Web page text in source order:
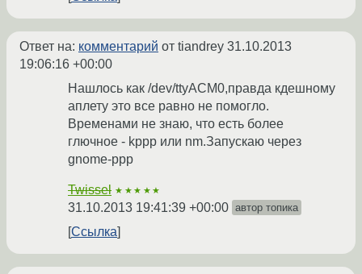
Ответ на: комментарий от tiandrey 31.10.2013
19:06:16 +00:00
Нашлось как /dev/ttyACM0,правда кдешному
аплету это все равно не помогло.
Временами не знаю, что есть более
глючное - kppp или nm.Запускаю через
gnome-ppp
Twissel ★★★★★
31.10.2013 19:41:39 +00:00 автор топика
Ссылка